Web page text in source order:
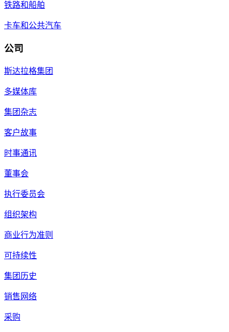
铁路和船舶
卡车和公共汽车
公司
斯达拉格集团
多媒体库
集团杂志
客户故事
时事通讯
董事会
执行委员会
组织架构
商业行为准则
可持续性
集团历史
销售网络
采购